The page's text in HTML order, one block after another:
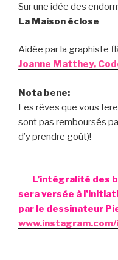
Sur une idée des
La Maison éclose
Aidée par la graphiste
Joanne Matthey,
Nota bene:
Les rêves que vous
sont pas remboursés
d’y prendre goût)!
L’intégralité des
sera versée à
par le dessinateur